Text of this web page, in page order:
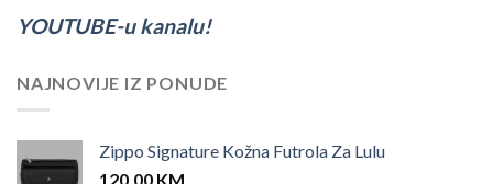
YOUTUBE-u kanalu!
NAJNOVIJE IZ PONUDE
Zippo Signature Kožna Futrola Za Lulu
120.00 KM